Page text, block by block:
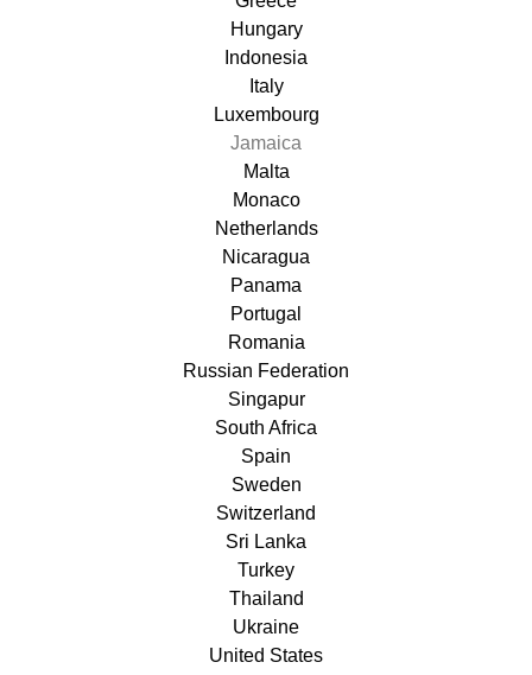
Hungary
Indonesia
Italy
Luxembourg
Jamaica
Malta
Monaco
Netherlands
Nicaragua
Panama
Portugal
Romania
Russian Federation
Singapur
South Africa
Spain
Sweden
Switzerland
Sri Lanka
Turkey
Thailand
Ukraine
United States